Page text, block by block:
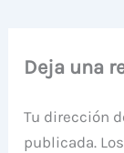
Deja una
Tu dirección
publicada.